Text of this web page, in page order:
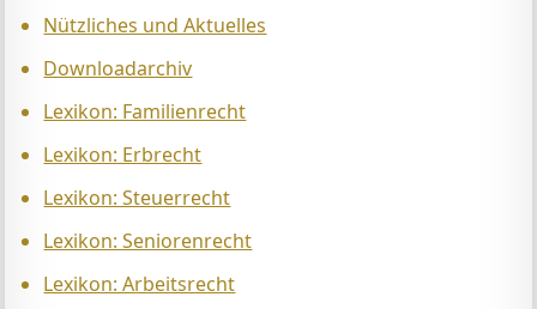
Nützliches und Aktuelles
Downloadarchiv
Lexikon: Familienrecht
Lexikon: Erbrecht
Lexikon: Steuerrecht
Lexikon: Seniorenrecht
Lexikon: Arbeitsrecht